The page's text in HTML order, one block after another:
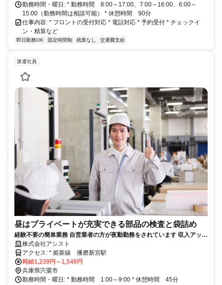
勤務時間・曜日: * 勤務時間 8:00～17:00、7:00～16:00、6:00～
15:00（勤務時間は相談可能） * 休憩時間 90分
仕事内容: * フロントの受付対応 * 電話対応 * 予約受付 * チェックイ
ン・精算など
即日勤務OK 固定時間制 残業なし 交通費支給
派遣社員
昼はプライベートが充実できる部品の検査と袋詰め
経験不要の簡単業務 自営業者の方が夜勤勤務をされています 収入アップ
が見込めます
株式会社アシスト
アクセス: * 姫新線 播磨新宮駅
時給1,239円～1,549円
兵庫県宍粟市
勤務時間・曜日: * 勤務時間 1:00～9:00 * 休憩時間 45分